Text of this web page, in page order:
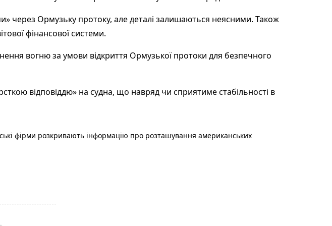
через Ормузьку протоку, але деталі залишаються неясними. Також
фінансової системи.
вогню за умови відкриття Ормузької протоки для безпечного
відповіддю» на судна, що навряд чи сприятиме стабільності в
пост :
фірми розкривають інформацію про розташування американських